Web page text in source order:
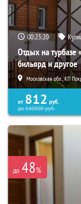
00:23:19
Отдых на турбазе
бильярд и другое
Московская обл., КП
от 812 руб.
до140800руб.
до 48%